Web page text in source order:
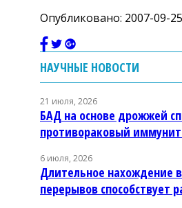
Опубликовано: 2007-09-25
НАУЧНЫЕ НОВОСТИ
21 июля, 2026
БАД на основе дрожжей
противораковый
6 июля, 2026
Длительное нахождение
перерывов способствует